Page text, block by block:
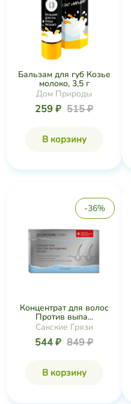
Бальзам для губ Козье
молоко, 3,5 г
Дом Природы
259 ₽ 515 ₽
В корзину
-36%
Концентрат для волос
Против выпа...
Сакские Грязи
544 ₽ 849 ₽
В корзину